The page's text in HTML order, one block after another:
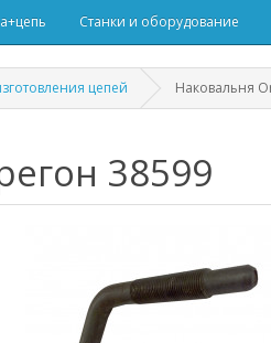
Станки и оборудование
цепей Наковальня
38599